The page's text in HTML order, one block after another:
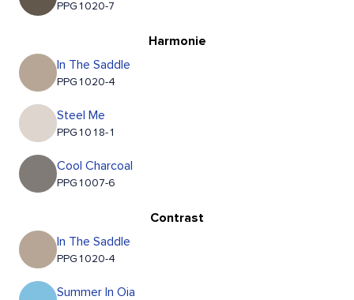
PPG1020-7
Harmonie
In The Saddle
PPG1020-4
Steel Me
PPG1018-1
Cool Charcoal
PPG1007-6
Contrast
In The Saddle
PPG1020-4
Summer In Oia